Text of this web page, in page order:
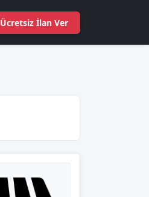
Ücretsiz İlan Ver